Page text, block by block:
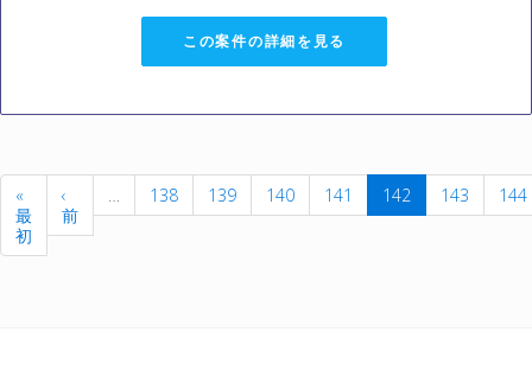
この案件の詳細を見る
«
最
初
‹
前
… 138 139 140 141 142 143 144